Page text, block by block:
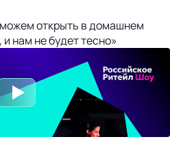
открыть в домашнем
нам не будет тесно»